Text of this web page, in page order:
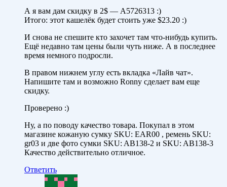
А я вам дам скидку в 2$ — A5726313 :)
Итого: этот кашелёк будет стоить уже $23.20 :)
И снова не спешите кто захочет там что-нибудь купить.
Ещё недавно там цены были чуть ниже. А в последнее
время немного подросли.
В правом нижнем углу есть вкладка «Лайв чат».
Напишите там и возможно Ronny сделает вам еще
скидку.
Проверено :)
Ну, а по поводу качество товара. Покупал в этом
магазине кожаную сумку SKU: EAR00 , ремень SKU:
gr03 и две фото сумки SKU: AB138-2 и SKU: AB138-3
Качество действительно отличное.
Ответить